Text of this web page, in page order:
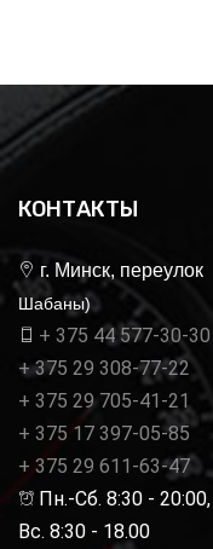
КОНТАКТЫ
г. Минск, переулок
Шабаны)
+ 375 44 577-30-30
+ 375 29 308-77-22
+ 375 29 705-41-21
+ 375 17 397-05-85
+ 375 29 611-63-47
Пн.-Сб. 8:30 - 20:00,
Вс. 8:30 - 18.00